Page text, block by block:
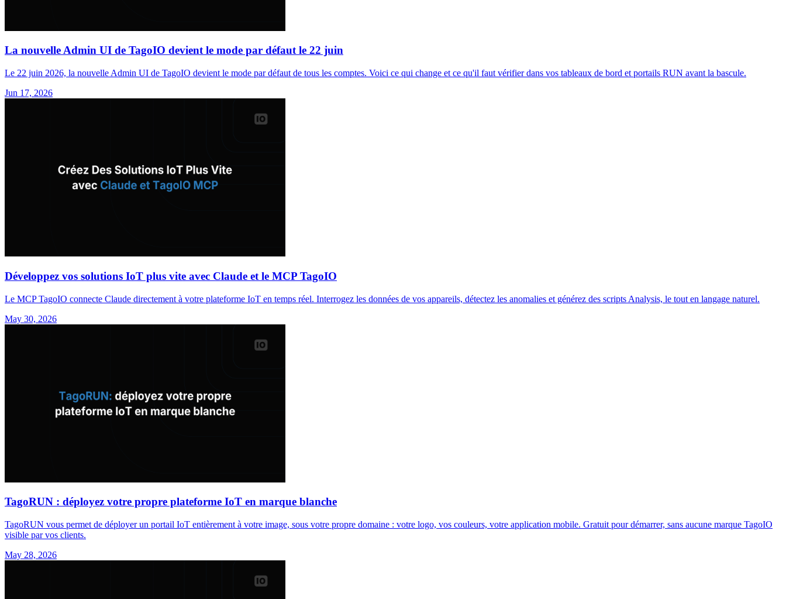
La nouvelle Admin UI de TagoIO devient le mode par défaut le 22 juin
Le 22 juin 2026, la nouvelle Admin UI de TagoIO devient le mode par défaut de tous les comptes. Voici ce qui change et ce qu'il faut vérifier dans vos tableaux de bord et portails RUN avant la bascule.
Jun 17, 2026
Développez vos solutions IoT plus vite avec Claude et le MCP TagoIO
Le MCP TagoIO connecte Claude directement à votre plateforme IoT en temps réel. Interrogez les données de vos appareils, détectez les anomalies et générez des scripts Analysis, le tout en langage naturel.
May 30, 2026
TagoRUN : déployez votre propre plateforme IoT en marque blanche
TagoRUN vous permet de déployer un portail IoT entièrement à votre image, sous votre propre domaine : votre logo, vos couleurs, votre application mobile. Gratuit pour démarrer, sans aucune marque TagoIO
visible par vos clients.
May 28, 2026